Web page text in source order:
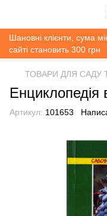
Шановні клієнти, сума
сайті становить 300 грн
ТОВАРИ ДЛЯ САДУ
Енциклопедія
Артикул: 101653